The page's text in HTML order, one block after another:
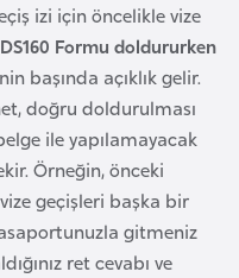
izi için öncelikle vize
DS160 Formu doldururken
başında açıklık gelir.
doğru doldurulması
ile yapılamayacak
Örneğin, önceki
geçişleri başka bir
gitmeniz
ret cevabı ve